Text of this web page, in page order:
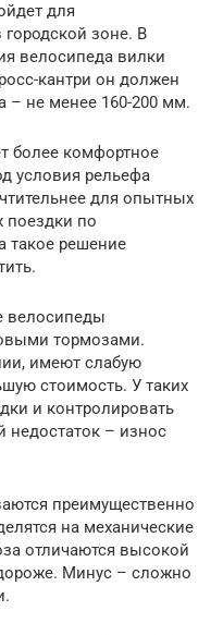
для
зоне. В
велосипеда вилки
кантри он должен
– не менее 160-200 мм.
более комфортное
условия рельефа
для опытных
поездки по
такое решение
велосипеды
тормозами.
имеют слабую
стоимость. У таких
и контролировать
недостаток – износ
преимущественно
на механические
отличаются высокой
Минус – сложно